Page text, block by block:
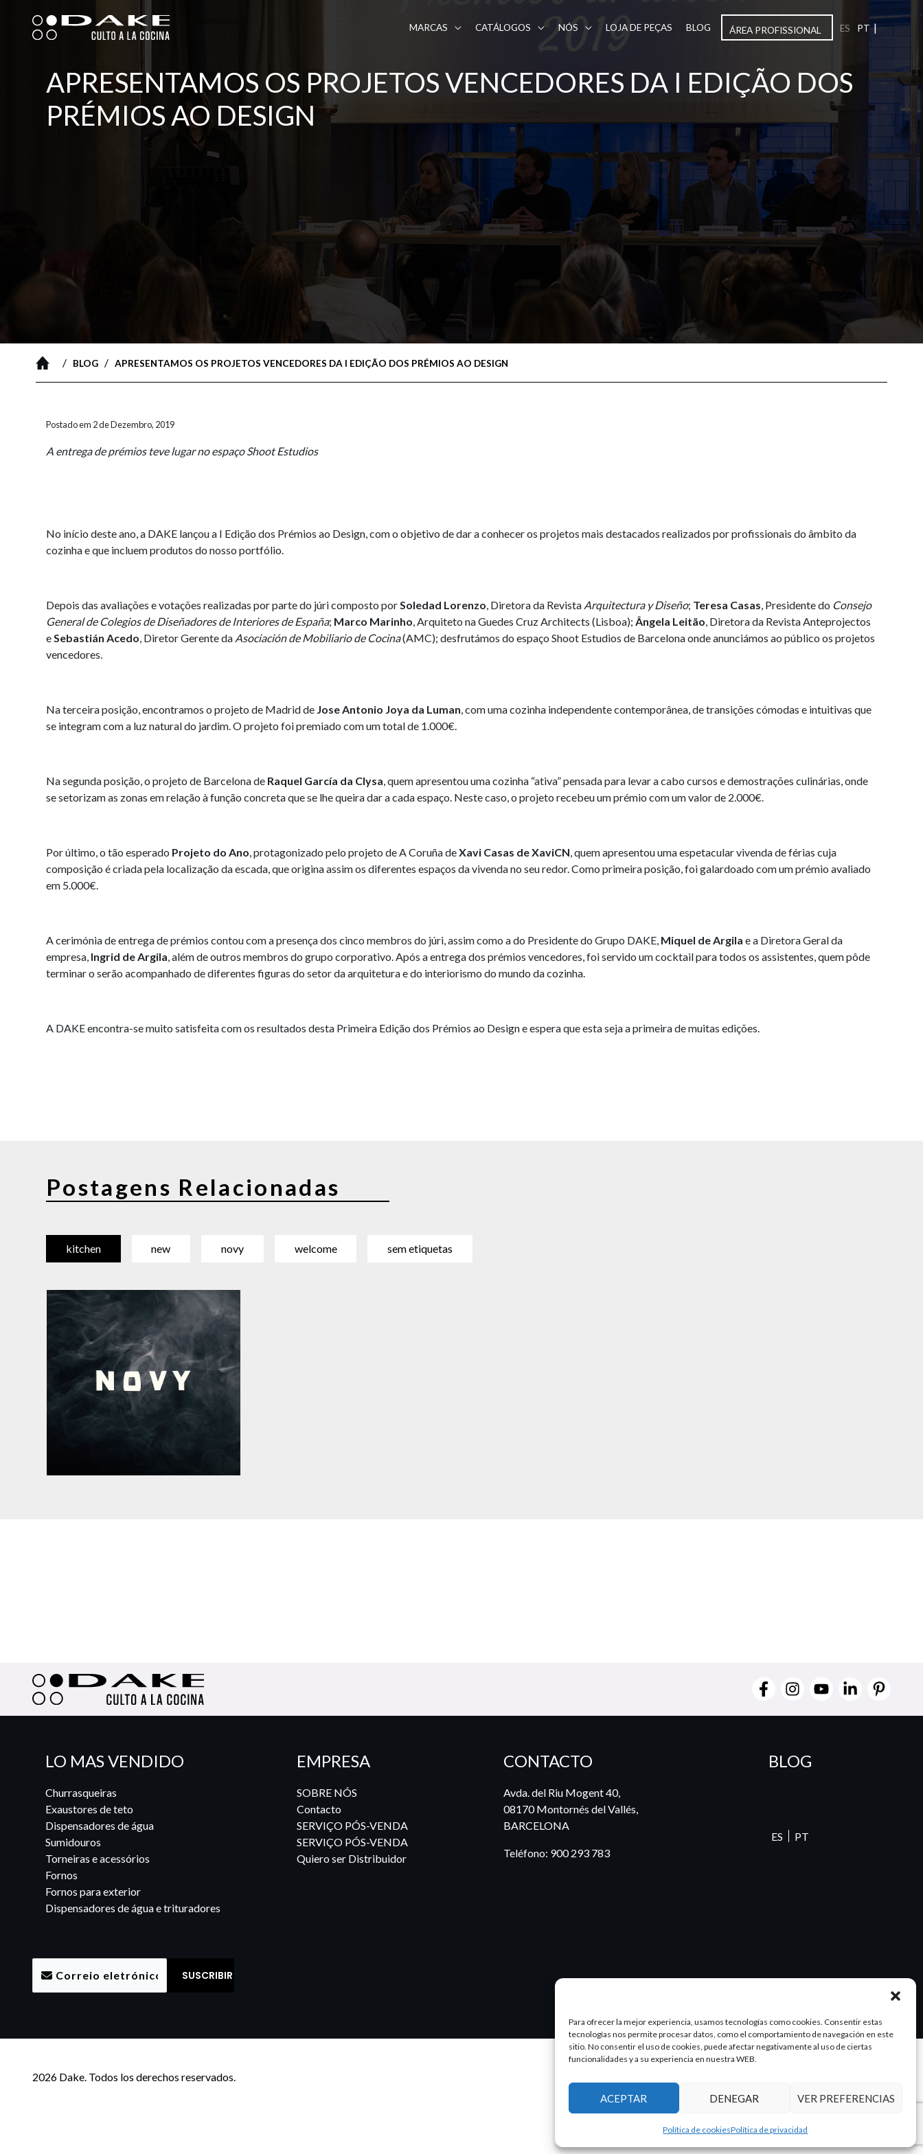
Para ofrecer la mejor experiencia, usamos tecnologías como cookies. Consentir estas
tecnologías nos permite procesar datos, como el comportamiento de navegación en este
sitio. No consentir el uso de cookies, puede afectar negativamente al uso de ciertas
funcionalidades y a su experiencia en nuestra WEB.
ACEPTAR DENEGAR VER PREFERENCIAS
Política de cookiesPolítica de privacidad
content
MARCAS CATÁLOGOS NÓS LOJA DE PEÇAS BLOG ÁREA PROFISSIONAL ES PT |
APRESENTAMOS OS PROJETOS VENCEDORES DA I EDIÇÃO DOS
PRÉMIOS AO DESIGN
/ BLOG / APRESENTAMOS OS PROJETOS VENCEDORES DA I EDIÇÃO DOS PRÉMIOS AO DESIGN
Postado em 2 de Dezembro, 2019
A entrega de prémios teve lugar no espaço Shoot Estudios
No início deste ano, a DAKE lançou a I Edição dos Prémios ao Design, com o objetivo de dar a conhecer os projetos mais destacados realizados por profissionais do âmbito da
cozinha e que incluem produtos do nosso portfólio.
Depois das avaliações e votações realizadas por parte do júri composto porSoledad Lorenzo, Diretora da Revista Arquitectura y Diseño; Teresa Casas, Presidente do Consejo
General de Colegios de Diseñadores de Interiores de España; Marco Marinho, Arquiteto na Guedes Cruz Architects (Lisboa); Ângela Leitão, Diretora da Revista Anteprojectos
eSebastián Acedo, Diretor Gerente da Asociación de Mobiliario de Cocina(AMC); desfrutámos do espaço Shoot Estudios de Barcelona onde anunciámos ao público os projetos
vencedores.
Na terceira posição, encontramos o projeto de Madrid de Jose Antonio Joya da Luman, com uma cozinha independente contemporânea, de transições cómodas e intuitivas que
se integram com a luz natural do jardim. O projeto foi premiado com um total de 1.000€.
Na segunda posição, o projeto de Barcelona de Raquel García da Clysa, quem apresentou uma cozinha “ativa” pensada para levar a cabo cursos e demostrações culinárias, onde
se setorizam as zonas em relação à função concreta que se lhe queira dar a cada espaço. Neste caso, o projeto recebeu um prémio com um valor de 2.000€.
Por último, o tão esperado Projeto do Ano, protagonizado pelo projeto de A Coruña deXavi Casas de XaviCN, quem apresentou uma espetacular vivenda de férias cuja
composição é criada pela localização da escada, que origina assim os diferentes espaços da vivenda no seu redor. Como primeira posição, foi galardoado com um prémio avaliado
em 5.000€.
A cerimónia de entrega de prémios contou com a presença dos cinco membros do júri, assim como a do Presidente do Grupo DAKE, Miquel de Argila e a Diretora Geral da
empresa, Ingrid de Argila, além de outros membros do grupo corporativo. Após a entrega dos prémios vencedores, foi servido um cocktail para todos os assistentes, quem pôde
terminar o serão acompanhado de diferentes figuras do setor da arquitetura e do interiorismo do mundo da cozinha.
A DAKE encontra-se muito satisfeita com os resultados desta Primeira Edição dos Prémios ao Design e espera que esta seja a primeira de muitas edições.
Postagens Relacionadas
kitchen new novy welcome sem etiquetas
LO MAS VENDIDO
Churrasqueiras
Exaustores de teto
Dispensadores de água
Sumidouros
Torneiras e acessórios
Fornos
Fornos para exterior
Dispensadores de água e trituradores
EMPRESA
SOBRE NÓS
Contacto
SERVIÇO PÓS-VENDA
SERVIÇO PÓS-VENDA
Quiero ser Distribuidor
CONTACTO
Avda. del Riu Mogent 40,
08170 Montornés del Vallés,
BARCELONA
Teléfono: 900 293 783
BLOG
ES PT
2026 Dake. Todos los derechos reservados.